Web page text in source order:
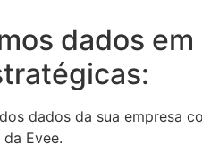
dados em
dados da sua empresa
Evee.